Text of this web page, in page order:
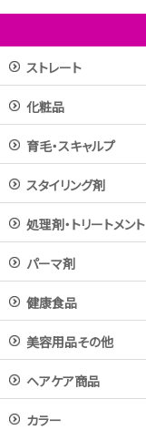
ストレート
化粧品
育毛・スキャルプ
スタイリング剤
処理剤・トリートメント
パーマ剤
健康食品
美容用品その他
ヘアケア商品
カラー